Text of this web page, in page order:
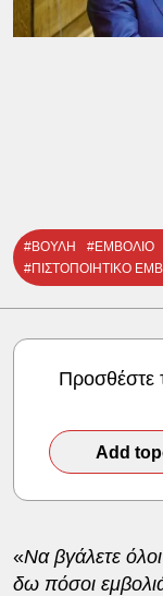
#ΒΟΥΛΗ #ΕΜΒΟΛΙΟ
#ΠΙΣΤΟΠΟΙΗΤΙΚΟ
Προσθέστε
Add
«Να βγάλετε
δω πόσοι